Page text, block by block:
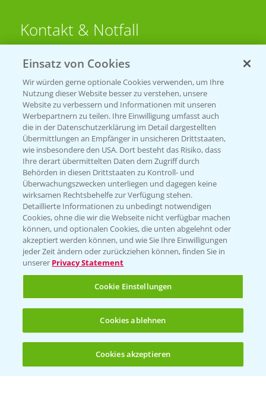
Kontakt & Notfall
Beratung auf WhatsApp
T.+49 (0)174 346 564 1
KONTAKT
Hilfe in Notfällen
T.+49 (0)214/30-20220
Folgen Sie uns
Allgemeine Nutzungsbedingungen
Datenschutzerklärung
Einsatz von Cookies
Wir würden gerne optionale Cookies verwenden, um Ihre
Nutzung dieser Website besser zu verstehen, unsere
Website zu verbessern und Informationen mit unseren
Werbepartnern zu teilen. Ihre Einwilligung umfasst auch
die in der Datenschutzerklärung im Detail dargestellten
Übermittlungen an Empfänger in unsicheren Drittstaaten,
wie insbesondere den USA. Dort besteht das Risiko, dass
Ihre derart übermittelten Daten dem Zugriff durch
Behörden in diesen Drittstaaten zu Kontroll- und
Überwachungszwecken unterliegen und dagegen keine
wirksamen Rechtsbehelfe zur Verfügung stehen.
Detaillierte Informationen zu unbedingt notwendigen
Cookies, ohne die wir die Webseite nicht verfügbar machen
können, und optionalen Cookies, die unten abgelehnt oder
akzeptiert werden können, und wie Sie Ihre Einwilligungen
jeder Zeit ändern oder zurückziehen können, finden Sie in
unserer Privacy Statement
Cookie Einstellungen
Cookies ablehnen
Cookies akzeptieren